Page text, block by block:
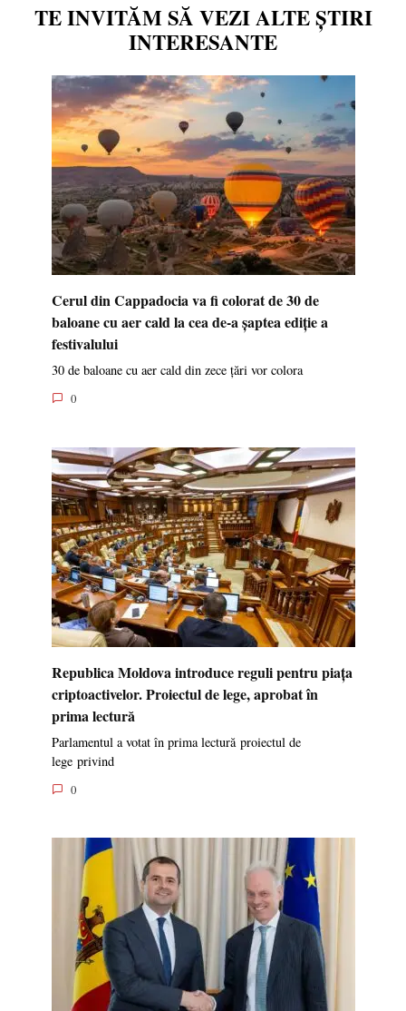
TE INVITĂM SĂ VEZI ALTE ȘTIRI
INTERESANTE
Cerul din Cappadocia va fi colorat de 30 de
baloane cu aer cald la cea de-a șaptea ediție a
festivalului
30 de baloane cu aer cald din zece țări vor colora
0
Republica Moldova introduce reguli pentru piața
criptoactivelor. Proiectul de lege, aprobat în
prima lectură
Parlamentul a votat în prima lectură proiectul de
lege privind
0